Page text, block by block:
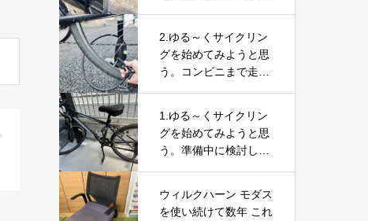
2.ゆる～くサイクリン
グを始めてみようと思
う。コンビニまで走っ
1.ゆる～くサイクリン
グを始めてみようと思
う。準備中に検討した
ウィルクハーン モダス
を使い続けて数年 これ